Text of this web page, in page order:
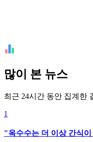
많이 본 뉴스
최근 24시간 동안 집계한
1
"옥수수는 더 이상 간식